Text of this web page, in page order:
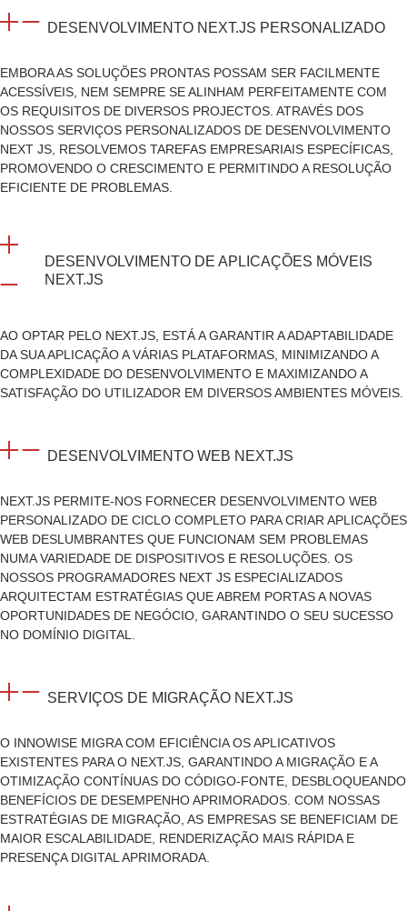
DESENVOLVIMENTO NEXT.JS PERSONALIZADO
EMBORA AS SOLUÇÕES PRONTAS POSSAM SER FACILMENTE
ACESSÍVEIS, NEM SEMPRE SE ALINHAM PERFEITAMENTE COM
OS REQUISITOS DE DIVERSOS PROJECTOS. ATRAVÉS DOS
NOSSOS SERVIÇOS PERSONALIZADOS DE DESENVOLVIMENTO
NEXT JS, RESOLVEMOS TAREFAS EMPRESARIAIS ESPECÍFICAS,
PROMOVENDO O CRESCIMENTO E PERMITINDO A RESOLUÇÃO
EFICIENTE DE PROBLEMAS.
DESENVOLVIMENTO DE APLICAÇÕES MÓVEIS
NEXT.JS
AO OPTAR PELO NEXT.JS, ESTÁ A GARANTIR A ADAPTABILIDADE
DA SUA APLICAÇÃO A VÁRIAS PLATAFORMAS, MINIMIZANDO A
COMPLEXIDADE DO DESENVOLVIMENTO E MAXIMIZANDO A
SATISFAÇÃO DO UTILIZADOR EM DIVERSOS AMBIENTES MÓVEIS.
DESENVOLVIMENTO WEB NEXT.JS
NEXT.JS PERMITE-NOS FORNECER DESENVOLVIMENTO WEB
PERSONALIZADO DE CICLO COMPLETO PARA CRIAR APLICAÇÕES
WEB DESLUMBRANTES QUE FUNCIONAM SEM PROBLEMAS
NUMA VARIEDADE DE DISPOSITIVOS E RESOLUÇÕES. OS
NOSSOS PROGRAMADORES NEXT JS ESPECIALIZADOS
ARQUITECTAM ESTRATÉGIAS QUE ABREM PORTAS A NOVAS
OPORTUNIDADES DE NEGÓCIO, GARANTINDO O SEU SUCESSO
NO DOMÍNIO DIGITAL.
SERVIÇOS DE MIGRAÇÃO NEXT.JS
O INNOWISE MIGRA COM EFICIÊNCIA OS APLICATIVOS
EXISTENTES PARA O NEXT.JS, GARANTINDO A MIGRAÇÃO E A
OTIMIZAÇÃO CONTÍNUAS DO CÓDIGO-FONTE, DESBLOQUEANDO
BENEFÍCIOS DE DESEMPENHO APRIMORADOS. COM NOSSAS
ESTRATÉGIAS DE MIGRAÇÃO, AS EMPRESAS SE BENEFICIAM DE
MAIOR ESCALABILIDADE, RENDERIZAÇÃO MAIS RÁPIDA E
PRESENÇA DIGITAL APRIMORADA.